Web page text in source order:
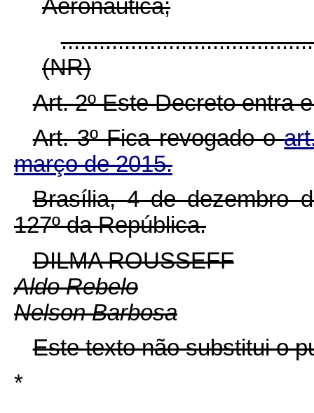
Aeronáutica;
(NR)
Art. 2º Este Decreto entra
Art. 3º Fica revogado o
março de 2015.
Brasília, 4 de dezembro
127º da República.
DILMA ROUSSEFF
Aldo Rebelo
Nelson Barbosa
Este texto não substitui o
*